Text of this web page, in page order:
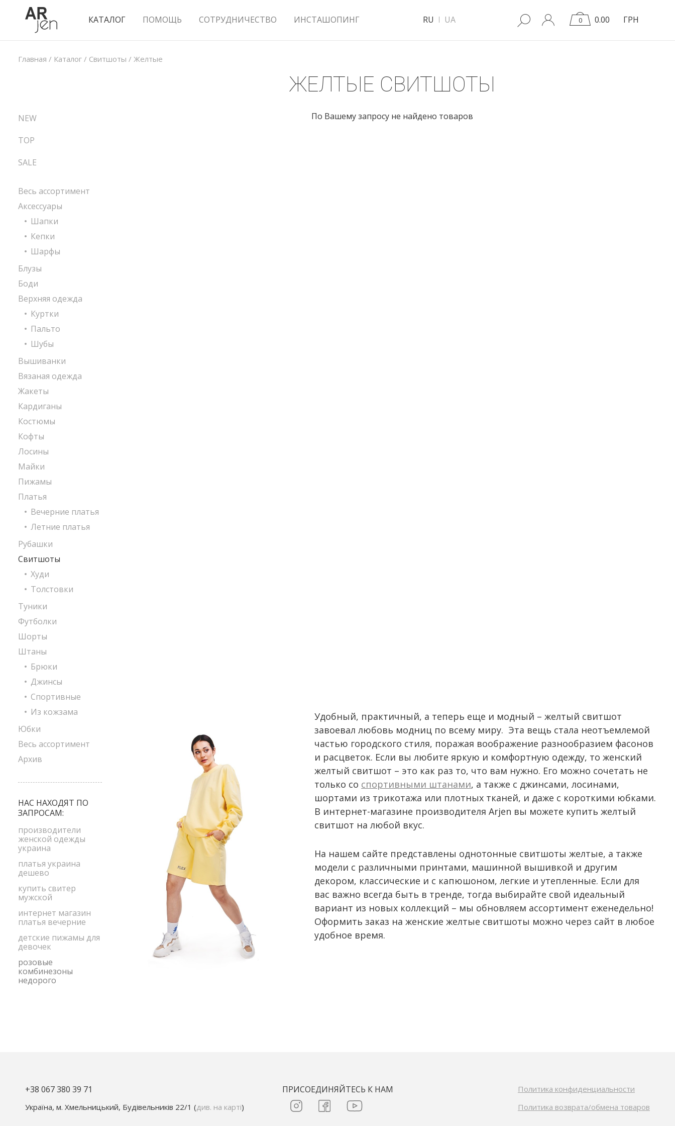
КАТАЛОГ ПОМОЩЬ СОТРУДНИЧЕСТВО ИНСТАШОПИНГ RU UA 0 0.00 ГРН
Главная / Каталог / Свитшоты / Желтые
ЖЕЛТЫЕ СВИТШОТЫ
Удобный, практичный, а теперь еще и модный – желтый свитшот
завоевал любовь модниц по всему миру. Эта вещь стала неотъемлемой
частью городского стиля, поражая воображение разнообразием фасонов
и расцветок. Если вы любите яркую и комфортную одежду, то женский
желтый свитшот – это как раз то, что вам нужно. Его можно сочетать не
только со спортивными штанами, а также с джинсами, лосинами,
шортами из трикотажа или плотных тканей, и даже с короткими юбками.
В интернет-магазине производителя Arjen вы можете купить желтый
свитшот на любой вкус.
На нашем сайте представлены однотонные свитшоты желтые, а также
модели с различными принтами, машинной вышивкой и другим
декором, классические и с капюшоном, легкие и утепленные. Если для
вас важно всегда быть в тренде, тогда выбирайте свой идеальный
вариант из новых коллекций – мы обновляем ассортимент еженедельно!
Оформить заказ на женские желтые свитшоты можно через сайт в любое
удобное время.
По Вашему запросу не найдено товаров
NEW
TOP
SALE
Весь ассортимент
Аксессуары
Шапки
Кепки
Шарфы
Блузы
Боди
Верхняя одежда
Куртки
Пальто
Шубы
Вышиванки
Вязаная одежда
Жакеты
Кардиганы
Костюмы
Кофты
Лосины
Майки
Пижамы
Платья
Вечерние платья
Летние платья
Рубашки
Свитшоты
Худи
Толстовки
Туники
Футболки
Шорты
Штаны
Брюки
Джинсы
Спортивные
Из кожзама
Юбки
Весь ассортимент
Архив
НАС НАХОДЯТ ПО
ЗАПРОСАМ:
производители
женской одежды
украина
платья украина
дешево
купить свитер
мужской
интернет магазин
платья вечерние
детские пижамы для
девочек
розовые
комбинезоны
недорого
+38 067 380 39 71
Україна, м. Хмельницький, Будівельників 22/1 (див. на карті)
ПРИСОЕДИНЯЙТЕСЬ К НАМ
Политика конфиденциальности
Политика возврата/обмена товаров